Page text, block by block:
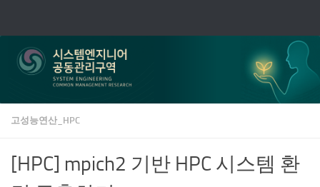
고성능연산_HPC
[HPC] mpich2 기반 HPC 시스템 환